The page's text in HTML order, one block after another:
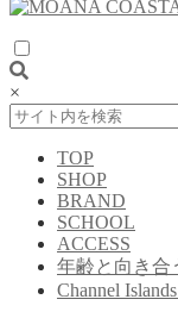
×
TOP
SHOP
BRAND
SCHOOL
ACCESS
年齢と向き合
Channel